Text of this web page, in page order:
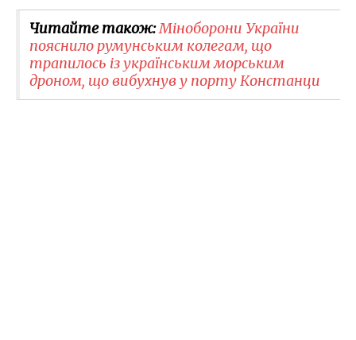
Читайте також:Міноборони України
пояснило румунським колегам, що
трапилось із українським морським
дроном, що вибухнув у порту Констанци